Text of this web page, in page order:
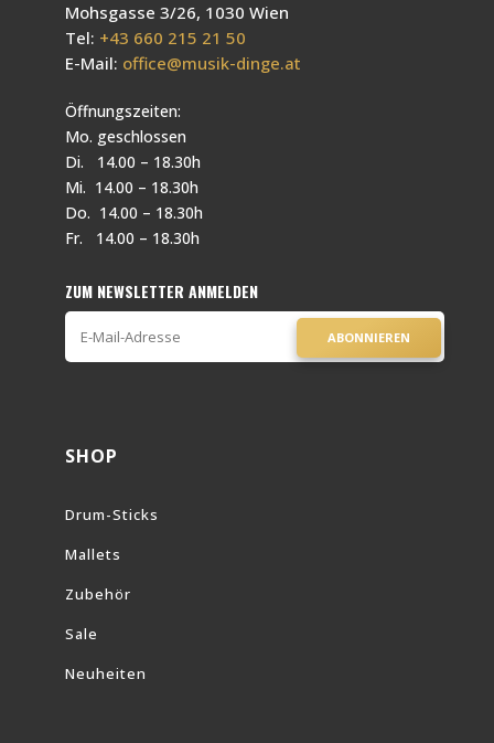
Mohsgasse 3/26, 1030 Wien
Tel: +43 660 215 21 50
E-Mail: office@musik-dinge.at
Öffnungszeiten:
Mo. geschlossen
Di. 14.00 – 18.30h
Mi. 14.00 – 18.30h
Do. 14.00 – 18.30h
Fr. 14.00 – 18.30h
ZUM NEWSLETTER ANMELDEN
ABONNIEREN
SHOP
Drum-Sticks
Mallets
Zubehör
Sale
Neuheiten